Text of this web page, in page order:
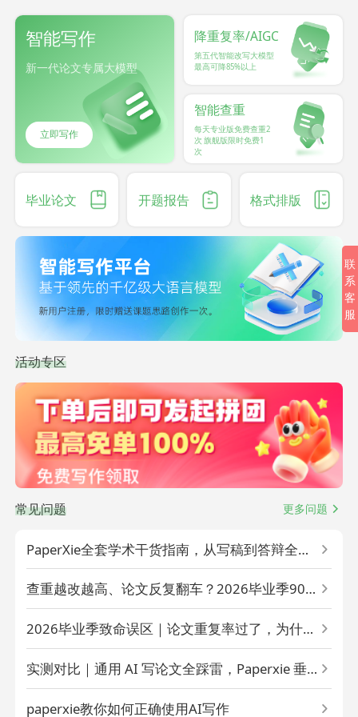
智能写作
新一代论文专属大模型
立即写作
降重复率/AIGC
第五代智能改写大模型
最高可降85%以上
智能查重
每天专业版免费查重2
次 旗舰版限时免费1
次
毕业论文 开题报告 格式排版
活动专区
常见问题 更多问题
PaperXie全套学术干货指南，从写稿到答辩全程
不踩雷
查重越改越高、论文反复翻车？2026毕业季90%
学生都踩的3个致命坑
2026毕业季致命误区｜论文重复率过了，为什么
AIGC检测还是一直红标？
实测对比｜通用 AI 写论文全踩雷，Paperxie 垂
直学术模型怎么稳过 AIGC + 查重双检
paperxie教你如何正确使用AI写作
联
系
客
服